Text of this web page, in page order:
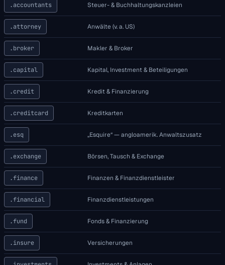
.accountants Steuer- & Buchhaltungskanzleien
.attorney Anwälte (v. a. US)
.broker Makler & Broker
.capital Kapital, Investment & Beteiligungen
.credit Kredit & Finanzierung
.creditcard Kreditkarten
.esq „Esquire“ — angloamerik. Anwaltszusatz
.exchange Börsen, Tausch & Exchange
.finance Finanzen & Finanzdienstleister
.financial Finanzdienstleistungen
.fund Fonds & Finanzierung
.insure Versicherungen